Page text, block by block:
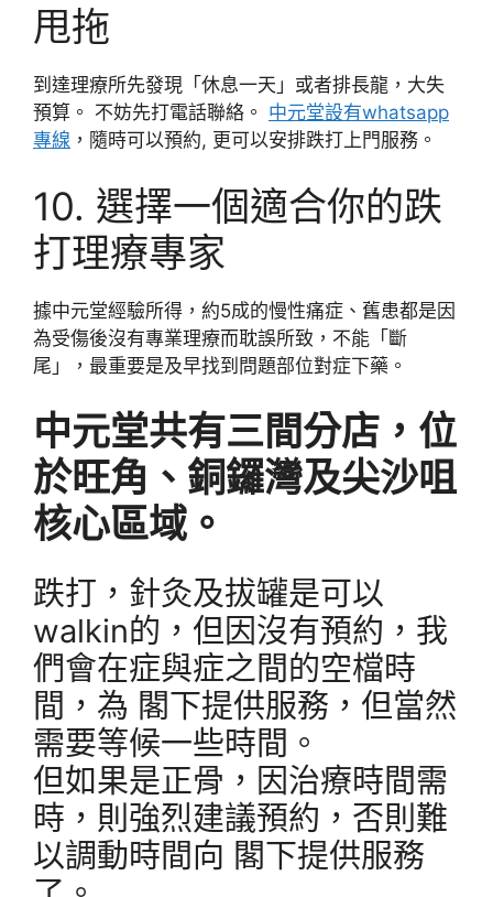
甩拖
到達理療所先發現「休息一天」或者排長龍，大失
預算。 不妨先打電話聯絡。 中元堂設有whatsapp
專線 ，隨時可以預約, 更可以安排跌打上門服務。
10. 選擇一個適合你的跌
打理療專家
據中元堂經驗所得，約5成的慢性痛症、舊患都是因
為受傷後沒有專業理療而耽誤所致，不能「斷
尾」，最重要是及早找到問題部位對症下藥。
中元堂共有三間分店，位
於旺角、銅鑼灣及尖沙咀
核心區域。
跌打，針灸及拔罐是可以
walkin的，但因沒有預約，我
們會在症與症之間的空檔時
間，為 閣下提供服務，但當然
需要等候一些時間。
但如果是正骨，因治療時間需
時，則強烈建議預約，否則難
以調動時間向 閣下提供服務